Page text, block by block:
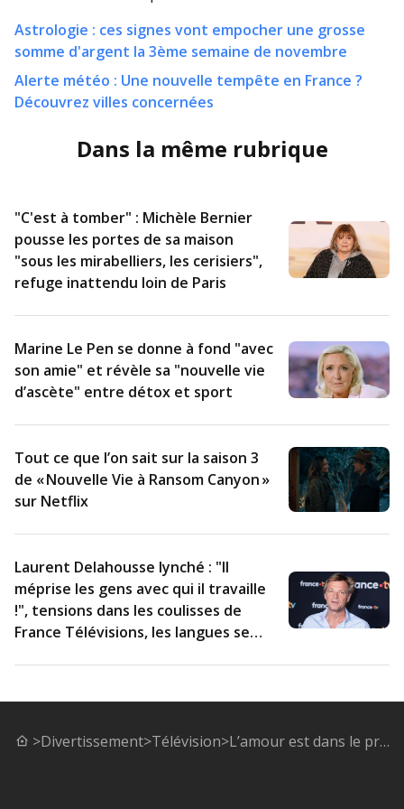
Astrologie : ces signes vont empocher une grosse
somme d'argent la 3ème semaine de novembre
Alerte météo : Une nouvelle tempête en France ?
Découvrez villes concernées
Dans la même rubrique
"C'est à tomber" : Michèle Bernier
pousse les portes de sa maison
"sous les mirabelliers, les cerisiers",
refuge inattendu loin de Paris
Marine Le Pen se donne à fond "avec
son amie" et révèle sa "nouvelle vie
d’ascète" entre détox et sport
Tout ce que l’on sait sur la saison 3
de « Nouvelle Vie à Ransom Canyon »
sur Netflix
Laurent Delahousse lynché : "Il
méprise les gens avec qui il travaille
!", tensions dans les coulisses de
France Télévisions, les langues se
>Divertissement>Télévision> L’amour est dans le pré : on a retrouvé le manteau rose de Justine, la prétendante de Patrice